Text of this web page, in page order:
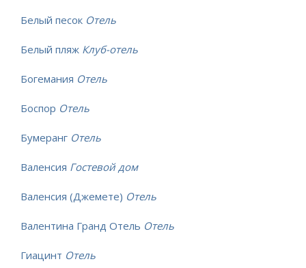
Белый песок Отель
Белый пляж Клуб-отель
Богемания Отель
Боспор Отель
Бумеранг Отель
Валенсия Гостевой дом
Валенсия (Джемете) Отель
Валентина Гранд Отель Отель
Гиацинт Отель